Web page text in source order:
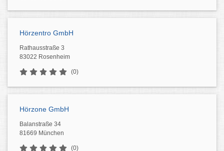
Hörzentro GmbH
Rathausstraße 3
83022 Rosenheim
(0)
Hörzone GmbH
Balanstraße 34
81669 München
(0)